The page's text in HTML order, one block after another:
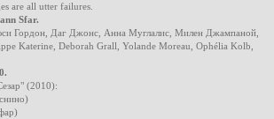
are all utter failures.
Sfar.
Гордон, Даг Джонс, Анна Муглалис, Милен Джампаной,
Katerine, Deborah Grall, Yolande Moreau, Ophélia Kolb,
(2010):